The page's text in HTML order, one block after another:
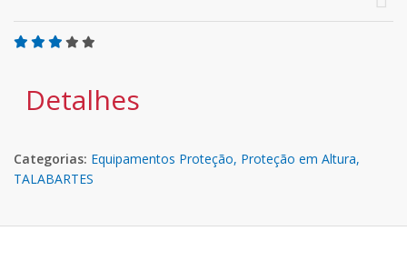
Detalhes
Categorias: Equipamentos Proteção, Proteção em Altura,
TALABARTES